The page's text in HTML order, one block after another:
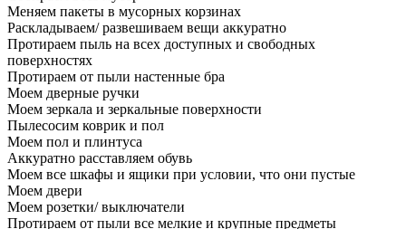
Меняем пакеты в мусорных корзинах
Раскладываем/ развешиваем вещи аккуратно
Протираем пыль на всех доступных и свободных
поверхностях
Протираем от пыли настенные бра
Моем дверные ручки
Моем зеркала и зеркальные поверхности
Пылесосим коврик и пол
Моем пол и плинтуса
Аккуратно расставляем обувь
Моем все шкафы и ящики при условии, что они пустые
Моем двери
Моем розетки/ выключатели
Протираем от пыли все мелкие и крупные предметы